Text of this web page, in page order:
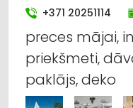
+371 20251114
preces mājai,
priekšmeti,
paklājs, deko